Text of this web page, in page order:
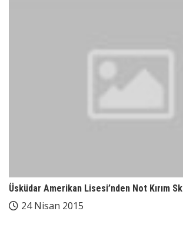
Üsküdar Amerikan Lisesi’nden Not Kırım
24 Nisan 2015